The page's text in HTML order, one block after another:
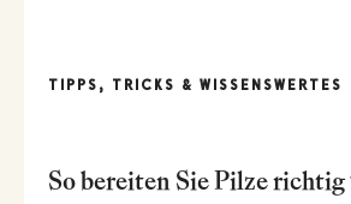
TIPPS, TRICKS & WISSENSWERTES
So bereiten Sie Pilze richtig